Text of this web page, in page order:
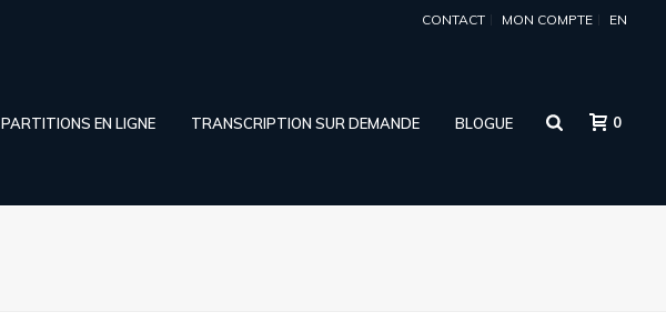
CONTACT MON COMPTE EN
PARTITIONS EN LIGNE TRANSCRIPTION SUR DEMANDE BLOGUE 0